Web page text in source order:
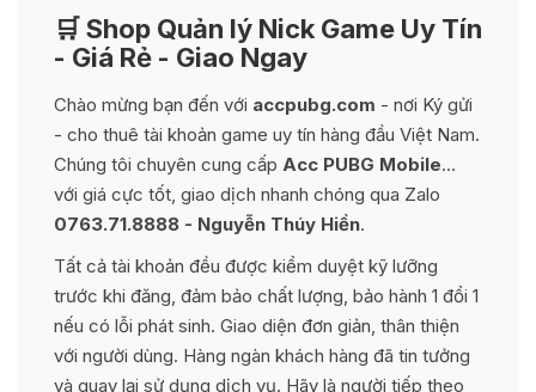
🛒 Shop Quản lý Nick Game Uy Tín
- Giá Rẻ - Giao Ngay
Chào mừng bạn đến với accpubg.com - nơi Ký gửi
- cho thuê tài khoản game uy tín hàng đầu Việt Nam.
Chúng tôi chuyên cung cấp Acc PUBG Mobile...
với giá cực tốt, giao dịch nhanh chóng qua Zalo
0763.71.8888 - Nguyễn Thúy Hiền.
Tất cả tài khoản đều được kiểm duyệt kỹ lưỡng
trước khi đăng, đảm bảo chất lượng, bảo hành 1 đổi 1
nếu có lỗi phát sinh. Giao diện đơn giản, thân thiện
với người dùng. Hàng ngàn khách hàng đã tin tưởng
và quay lại sử dụng dịch vụ. Hãy là người tiếp theo